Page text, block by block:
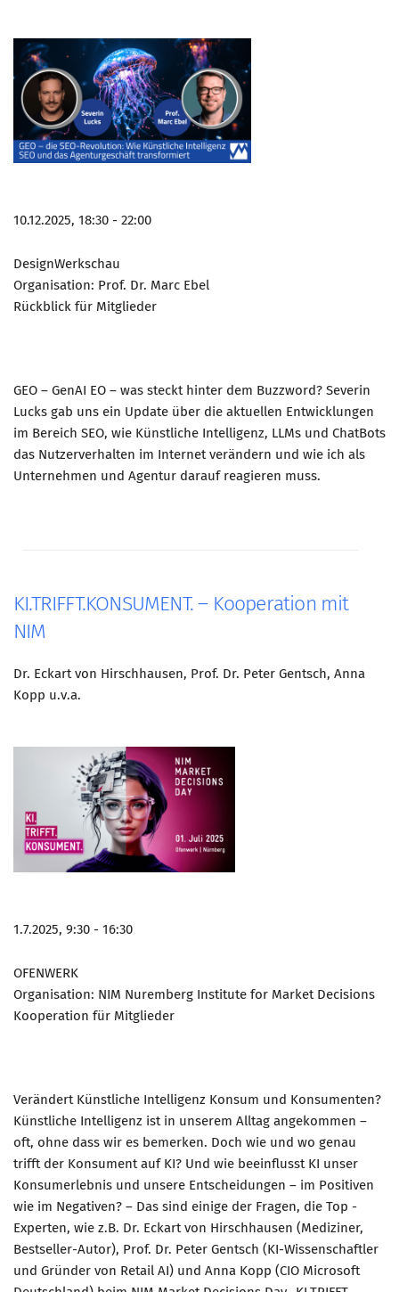
10.12.2025, 18:30 - 22:00
DesignWerkschau
Organisation: Prof. Dr. Marc Ebel
Rückblick für Mitglieder
GEO – GenAI EO – was steckt hinter dem Buzzword? Severin
Lucks gab uns ein Update über die aktuellen Entwicklungen
im Bereich SEO, wie Künstliche Intelligenz, LLMs und ChatBots
das Nutzerverhalten im Internet verändern und wie ich als
Unternehmen und Agentur darauf reagieren muss.
KI.TRIFFT.KONSUMENT. – Kooperation mit
NIM
Dr. Eckart von Hirschhausen, Prof. Dr. Peter Gentsch, Anna
Kopp u.v.a.
1.7.2025, 9:30 - 16:30
OFENWERK
Organisation: NIM Nuremberg Institute for Market Decisions
Kooperation für Mitglieder
Verändert Künstliche Intelligenz Konsum und Konsumenten?
Künstliche Intelligenz ist in unserem Alltag angekommen –
oft, ohne dass wir es bemerken. Doch wie und wo genau
trifft der Konsument auf KI? Und wie beeinflusst KI unser
Konsumerlebnis und unsere Entscheidungen – im Positiven
wie im Negativen? – Das sind einige der Fragen, die Top -
Experten, wie z.B. Dr. Eckart von Hirschhausen (Mediziner,
Bestseller-Autor), Prof. Dr. Peter Gentsch (KI-Wissenschaftler
und Gründer von Retail AI) und Anna Kopp (CIO Microsoft